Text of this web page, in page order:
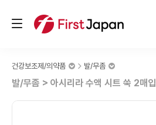
발/무좀 > 아시리라 수액 시트 쑥 2매입
건강보조제/의약품 발/무좀